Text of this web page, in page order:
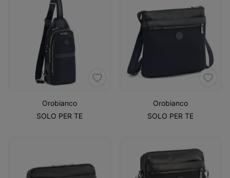
Orobianco
SOLO PER TE
Orobianco
SOLO PER TE